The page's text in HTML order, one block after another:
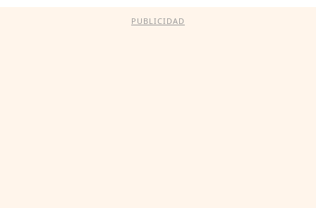
PUBLICIDAD